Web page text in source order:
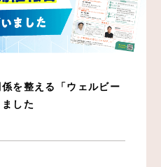
を整える「ウェルビー
した